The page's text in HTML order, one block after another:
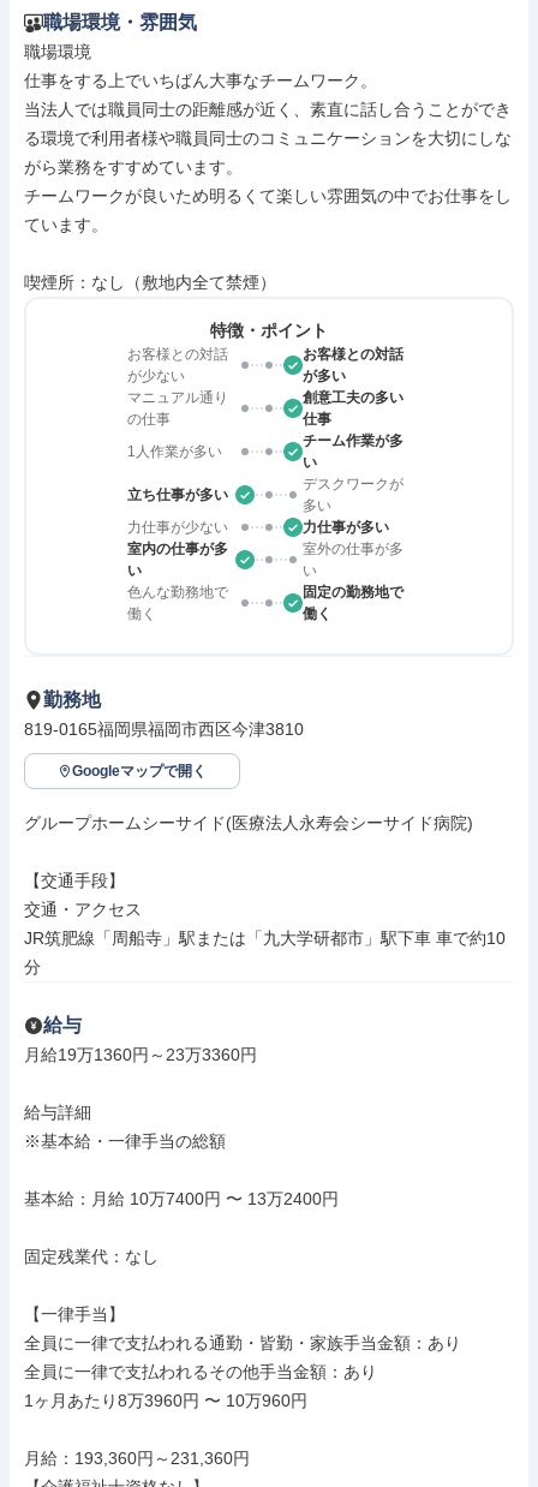
職場環境・雰囲気
職場環境
仕事をする上でいちばん大事なチームワーク。
当法人では職員同士の距離感が近く、素直に話し合うことができ
る環境で利用者様や職員同士のコミュニケーションを大切にしな
がら業務をすすめています。
チームワークが良いため明るくて楽しい雰囲気の中でお仕事をし
ています。
喫煙所：なし（敷地内全て禁煙）
特徴・ポイント
お客様との対話
が少ない
お客様との対話
が多い
マニュアル通り
の仕事
創意工夫の多い
仕事
1人作業が多い
チーム作業が多
い
立ち仕事が多い
デスクワークが
多い
力仕事が少ない
力仕事が多い
室内の仕事が多
い
室外の仕事が多
い
色んな勤務地で
働く
固定の勤務地で
働く
勤務地
819-0165福岡県福岡市西区今津3810
Googleマップで開く
グループホームシーサイド(医療法人永寿会シーサイド病院)
【交通手段】
交通・アクセス
JR筑肥線「周船寺」駅または「九大学研都市」駅下車 車で約10
分
給与
月給19万1360円～23万3360円
給与詳細
※基本給・一律手当の総額
基本給：月給 10万7400円 〜 13万2400円
固定残業代：なし
【一律手当】
全員に一律で支払われる通勤・皆勤・家族手当金額：あり
全員に一律で支払われるその他手当金額：あり
1ヶ月あたり8万3960円 〜 10万960円
月給：193,360円～231,360円